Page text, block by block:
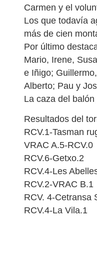
Carmen y el
Los que todavía
más de cien
Por último
Mario, Irene,
e Iñigo;
Alberto; Pau y
La caza del
Resultados del
RCV.1-Tasman
VRAC A.5-RCV.0
RCV.6-Getxo.2
RCV.4-Les
RCV.2-VRAC B.1
RCV. 4-Cetransa
RCV.4-La Vila.1